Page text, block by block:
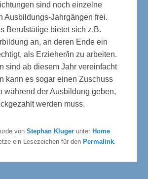
sind noch einzelne
Ausbildungs-Jahrgängen frei.
Berufstätige bietet sich z.B.
an, an deren Ende ein
als Erzieher/in zu arbeiten.
sind ab diesem Jahr vereinfacht
kann es sogar einen Zuschuss
während der Ausbildung geben,
werden muss.
vonStephan Kluger unter Home
ein Lesezeichen für den Permalink.